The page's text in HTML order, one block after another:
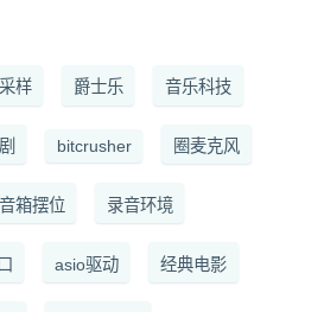
样 爵士乐 音乐科技
bitcrusher 圈麦克风
箱摆位 录音环境
asio驱动 经典电影